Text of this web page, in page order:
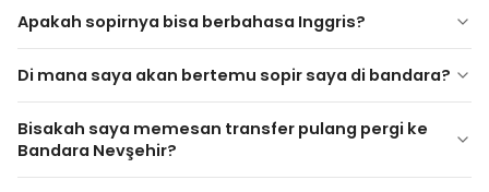
Pelayanan bertemu di bandara
Bantuan bagasi
Pelacakan penerbangan
Minivan / MPV (4–7 penumpang)
Minibus VIP (8+ penumpang)
Apakah sopirnya bisa berbahasa Inggris?
Di mana saya akan bertemu sopir saya di bandara?
kedatanganmemegang papan dengan nama Anda di
atasnya. Rincian kontak pengemudi akan dibagikan setelah
Bisakah saya memesan transfer pulang pergi ke
Bandara Nevşehir?